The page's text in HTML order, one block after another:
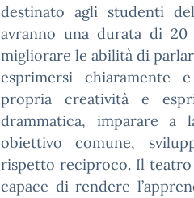
destinato agli studenti
avranno una durata di
migliorare le abilità di
esprimersi chiaramente
propria creatività e
drammatica, imparare a
obiettivo comune,
rispetto reciproco. Il teatro
capace di rendere